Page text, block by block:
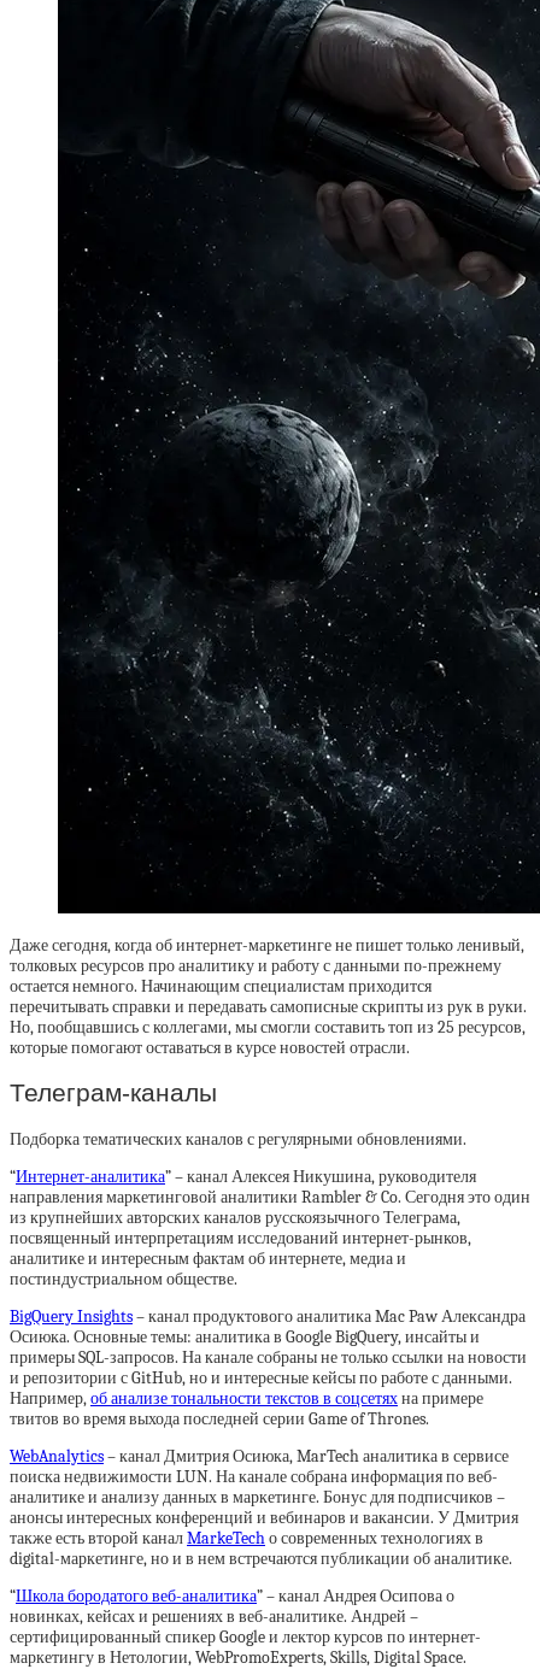
Даже сегодня, когда об интернет-маркетинге не пишет только ленивый,
толковых ресурсов про аналитику и работу с данными по-прежнему
остается немного. Начинающим специалистам приходится
перечитывать справки и передавать самописные скрипты из рук в руки.
Но, пообщавшись с коллегами, мы смогли составить топ из 25 ресурсов,
которые помогают оставаться в курсе новостей отрасли.
Телеграм-каналы
Подборка тематических каналов с регулярными обновлениями.
“Интернет-аналитика” – канал Алексея Никушина, руководителя
направления маркетинговой аналитики Rambler & Co. Сегодня это один
из крупнейших авторских каналов русскоязычного Телеграма,
посвященный интерпретациям исследований интернет-рынков,
аналитике и интересным фактам об интернете, медиа и
постиндустриальном обществе.
BigQuery Insights– канал продуктового аналитика Mac Paw Александра
Осиюка. Основные темы: аналитика в Google BigQuery, инсайты и
примеры SQL-запросов. На канале собраны не только ссылки на новости
и репозитории с GitHub, но и интересные кейсы по работе с данными.
Например,об анализе тональности текстов в соцсетяхна примере
твитов во время выхода последней серии Game of Thrones.
WebAnalytics– канал Дмитрия Осиюка, MarTech аналитика в сервисе
поиска недвижимости LUN. На канале собрана информация по веб-
аналитике и анализу данных в маркетинге. Бонус для подписчиков –
анонсы интересных конференций и вебинаров и вакансии. У Дмитрия
также есть второй каналMarkeTechо современных технологиях в
digital-маркетинге, но и в нем встречаются публикации об аналитике.
“Школа бородатого веб-аналитика” – канал Андрея Осипова о
новинках, кейсах и решениях в веб-аналитике. Андрей –
сертифицированный спикер Google и лектор курсов по интернет-
маркетингу в Нетологии, WebPromoExperts, Skills, Digital Space.